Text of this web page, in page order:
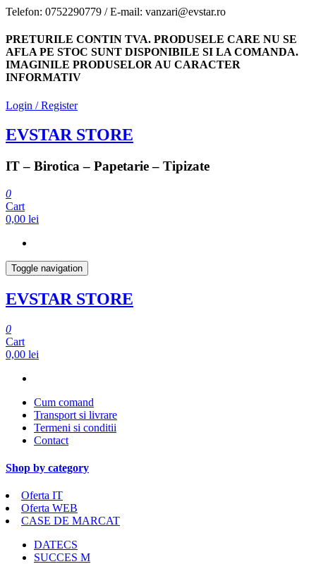
Skip
the
content
Telefon: 0752290779 / E-mail: vanzari@evstar.ro
PRETURILE CONTIN TVA. PRODUSELE CARE NU SE
AFLA PE STOC SUNT DISPONIBILE SI LA COMANDA.
IMAGINILE PRODUSELOR AU CARACTER
INFORMATIV
Login / Register
EVSTAR STORE
IT – Birotica – Papetarie – Tipizate
0
Cart
0,00 lei
Toggle navigation
EVSTAR STORE
0
Cart
0,00 lei
Cum comand
Transport si livrare
Termeni si conditii
Contact
Shop by category
Oferta IT
Oferta WEB
CASE DE MARCAT
DATECS
SUCCES M